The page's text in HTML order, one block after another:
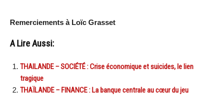
Remerciements à Loïc Grasset
A Lire Aussi:
THAILANDE – SOCIÉTÉ : Crise économique et suicides, le lien
tragique
THAÏLANDE – FINANCE : La banque centrale au cœur du jeu